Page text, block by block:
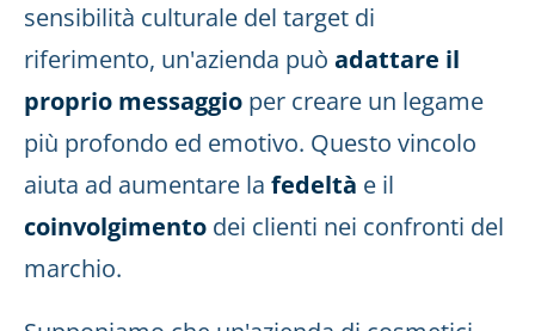
sensibilità culturale del target di
riferimento, un'azienda può adattare il
proprio messaggio per creare un legame
più profondo ed emotivo. Questo vincolo
aiuta ad aumentare la fedeltà e il
coinvolgimento dei clienti nei confronti del
marchio.